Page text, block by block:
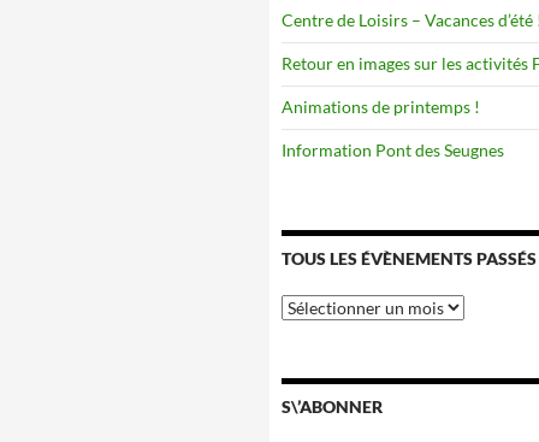
Centre de Loisirs – Vacances d’été
Retour en images sur les activités
Animations de printemps !
Information Pont des Seugnes
TOUS LES ÉVÈNEMENTS PASSÉS
Tous
les
S\’ABONNER